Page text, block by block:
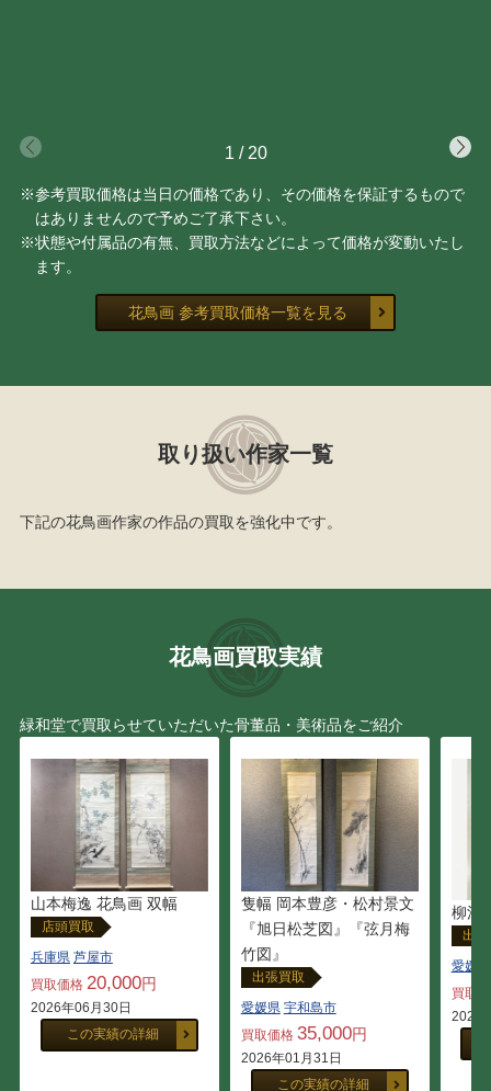
1 / 20
※参考買取価格は当日の価格であり、その価格を保証するもので
はありませんので予めご了承下さい。
※状態や付属品の有無、買取方法などによって価格が変動いたし
ます。
花鳥画 参考買取価格一覧を見る
取り扱い作家一覧
下記の花鳥画作家の作品の買取を強化中です。
花鳥画買取実績
緑和堂で買取らせていただいた骨董品・美術品をご紹介
山本梅逸 花鳥画 双幅
店頭買取
兵庫県 芦屋市
買取価格 20,000円
2026年06月30日
この実績の詳細
隻幅 岡本豊彦・松村景文
『旭日松芝図』『弦月梅
竹図』
出張買取
愛媛県 宇和島市
買取価格 35,000円
2026年01月31日
この実績の詳細
柳沢
出
愛媛県
買取
2025